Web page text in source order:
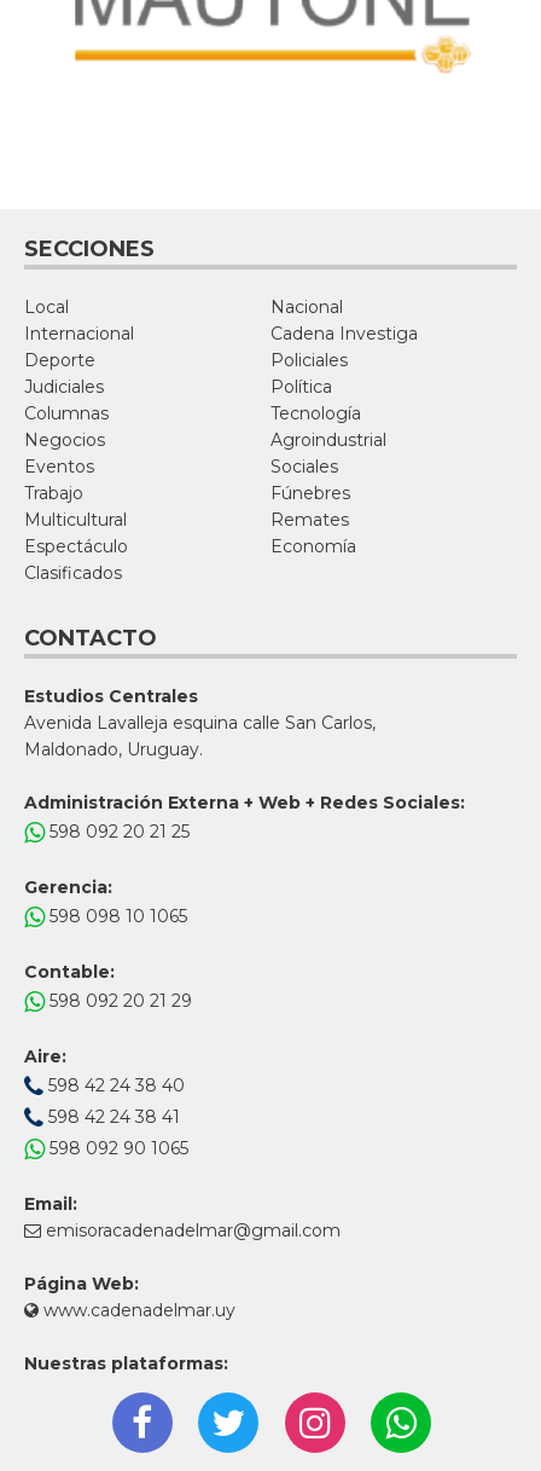
SECCIONES
Local
Nacional
Internacional
Cadena Investiga
Deporte
Policiales
Judiciales
Política
Columnas
Tecnología
Negocios
Agroindustrial
Eventos
Sociales
Trabajo
Fúnebres
Multicultural
Remates
Espectáculo
Economía
Clasificados
CONTACTO
Estudios Centrales
Avenida Lavalleja esquina calle San Carlos,
Maldonado, Uruguay.
Administración Externa + Web + Redes Sociales:
598 092 20 21 25
Gerencia:
598 098 10 1065
Contable:
598 092 20 21 29
Aire:
598 42 24 38 40
598 42 24 38 41
598 092 90 1065
Email:
emisoracadenadelmar@gmail.com
Página Web:
www.cadenadelmar.uy
Nuestras plataformas: